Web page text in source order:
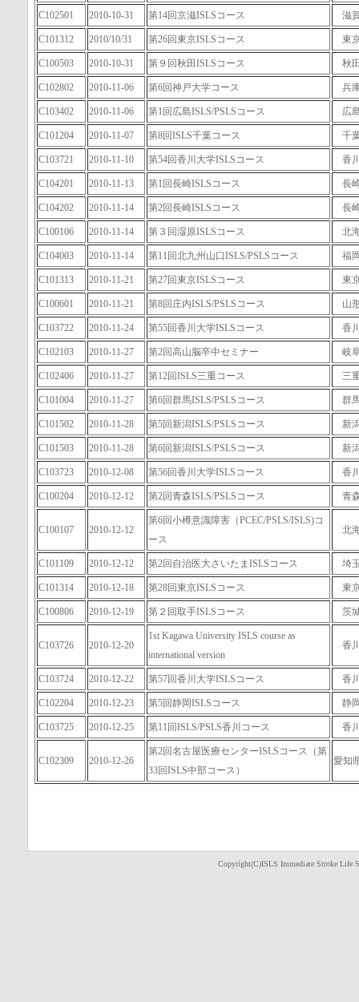
C102501 2010-10-31 第14回京滋ISLSコース 滋
C101312 2010/10/31 第26回東京ISLSコース 東
C100503 2010-10-31 第９回秋田ISLSコース 秋
C102802 2010-11-06 第6回神戸大学コース 兵
C103402 2010-11-06 第1回広島ISLS/PSLSコース 広
C101204 2010-11-07 第8回ISLS千葉コース 千
C103721 2010-11-10 第54回香川大学ISLSコース 香
C104201 2010-11-13 第1回長崎ISLSコース 長
C104202 2010-11-14 第2回長崎ISLSコース 長
C100106 2010-11-14 第３回湿原ISLSコース 北
C104003 2010-11-14 第11回北九州山口ISLS/PSLSコース 福
C101313 2010-11-21 第27回東京ISLSコース 東
C100601 2010-11-21 第8回庄内ISLS/PSLSコース 山
C103722 2010-11-24 第55回香川大学ISLSコース 香
C102103 2010-11-27 第2回高山脳卒中セミナー 岐
C102406 2010-11-27 第12回ISLS三重コース 三
C101004 2010-11-27 第6回群馬ISLS/PSLSコース 群
C101502 2010-11-28 第5回新潟ISLS/PSLSコース 新
C101503 2010-11-28 第6回新潟ISLS/PSLSコース 新
C103723 2010-12-08 第56回香川大学ISLSコース 香
C100204 2010-12-12 第2回青森ISLS/PSLSコース 青
C100107 2010-12-12
第6回小樽意識障害（PCEC/PSLS/ISLS)コ
ース
北
C101109 2010-12-12 第2回自治医大さいたまISLSコース 埼
C101314 2010-12-18 第28回東京ISLSコース 東
C100806 2010-12-19 第２回取手ISLSコース 茨
C103726 2010-12-20
1st Kagawa University ISLS course as
international version
香
C103724 2010-12-22 第57回香川大学ISLSコース 香
C102204 2010-12-23 第5回静岡ISLSコース 静
C103725 2010-12-25 第11回ISLS/PSLS香川コース 香
C102309 2010-12-26
第2回名古屋医療センターISLSコース（第
33回ISLS中部コース）
愛知
Copyright(C)ISLS Immediate Stroke Life